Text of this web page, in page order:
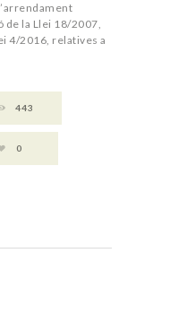
de la Llei 18/2007,
4/2016, relatives a
443
0